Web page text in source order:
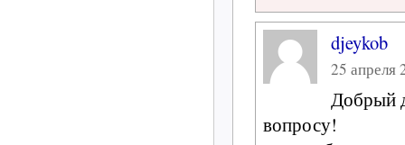
djeykob
25 апреля
Добрый
вопросу!